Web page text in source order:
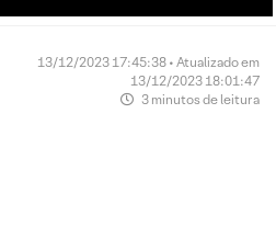
13/12/2023 17:45:38 • Atualizado em
13/12/2023 18:01:47
3 minutos de leitura